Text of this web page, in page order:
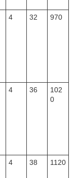
4 32 970
4 36
102
0
4 38 1120